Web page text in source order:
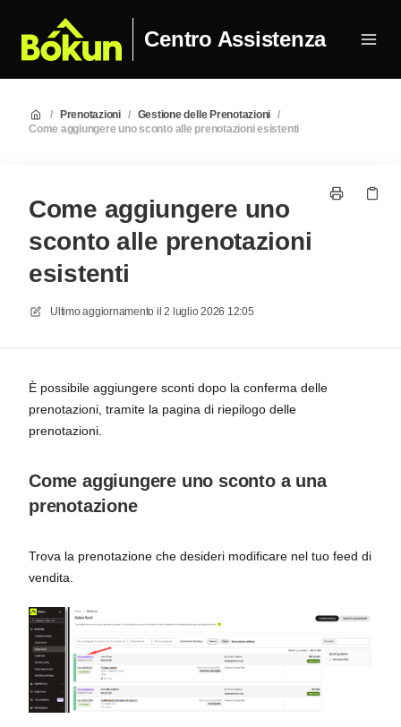
Centro Assistenza
/ Prenotazioni / Gestione delle Prenotazioni /
Come aggiungere uno sconto alle prenotazioni esistenti
Come aggiungere uno
sconto alle prenotazioni
esistenti
Ultimo aggiornamento il 2 luglio 2026 12:05
È possibile aggiungere sconti dopo la conferma delle
prenotazioni, tramite la pagina di riepilogo delle
prenotazioni.
Come aggiungere uno sconto a una
prenotazione
Trova la prenotazione che desideri modificare nel tuo feed di
vendita.